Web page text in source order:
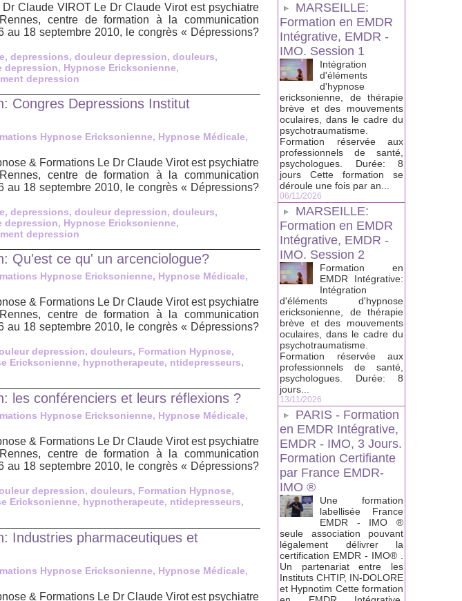
Claude VIROT Le Dr Claude Virot est psychiatre
centre de formation à la communication
au 18 septembre 2010, le congrès « Dépressions?
, depressions, douleur depression, douleurs,
depression, Hypnose Ericksonienne,
depression
Congres Depressions Institut
Hypnose Ericksonienne, Hypnose Médicale,
& Formations Le Dr Claude Virot est psychiatre
centre de formation à la communication
au 18 septembre 2010, le congrès « Dépressions?
, depressions, douleur depression, douleurs,
depression, Hypnose Ericksonienne,
depression
Qu'est ce qu' un arcenciologue?
Hypnose Ericksonienne, Hypnose Médicale,
& Formations Le Dr Claude Virot est psychiatre
centre de formation à la communication
au 18 septembre 2010, le congrès « Dépressions?
depression, douleurs, Formation Hypnose,
Ericksonienne, hypnotherapeute, ntidepresseurs,
les conférenciers et leurs réflexions ?
Hypnose Ericksonienne, Hypnose Médicale,
& Formations Le Dr Claude Virot est psychiatre
centre de formation à la communication
au 18 septembre 2010, le congrès « Dépressions?
depression, douleurs, Formation Hypnose,
Ericksonienne, hypnotherapeute, ntidepresseurs,
Industries pharmaceutiques et
Hypnose Ericksonienne, Hypnose Médicale,
& Formations Le Dr Claude Virot est psychiatre
MARSEILLE:
Formation en EMDR
Intégrative, EMDR -
IMO. Session 1
Intégration
d'éléments
d'hypnose
ericksonienne, de thérapie
brève et des mouvements
oculaires, dans le cadre du
psychotraumatisme.
Formation réservée aux
professionnels de santé,
psychologues. Durée: 8
jours Cette formation se
déroule une fois par an...
06/11/2026
MARSEILLE:
Formation en EMDR
Intégrative, EMDR -
IMO. Session 2
Formation en
EMDR Intégrative:
Intégration
d'éléments d'hypnose
ericksonienne, de thérapie
brève et des mouvements
oculaires, dans le cadre du
psychotraumatisme.
Formation réservée aux
professionnels de santé,
psychologues. Durée: 8
jours...
13/11/2026
PARIS - Formation
en EMDR Intégrative,
EMDR - IMO, 3 Jours.
Formation Certifiante
par France EMDR-
IMO ®
Une formation
labellisée France
EMDR - IMO ®
seule association pouvant
légalement délivrer la
certification EMDR - IMO® .
Un partenariat entre les
Instituts CHTIP, IN-DOLORE
et Hypnotim Cette formation